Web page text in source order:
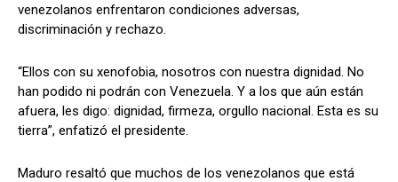
venezolanos enfrentaron condiciones adversas,
discriminación y rechazo.
“Ellos con su xenofobia, nosotros con nuestra dignidad. No
han podido ni podrán con Venezuela. Y a los que aún están
afuera, les digo: dignidad, firmeza, orgullo nacional. Esta es su
tierra”, enfatizó el presidente.
Maduro resaltó que muchos de los venezolanos que está